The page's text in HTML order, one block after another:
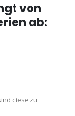
von
ab:
diese zu